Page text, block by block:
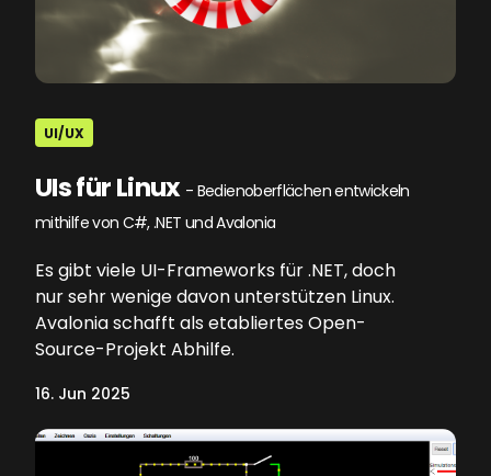
UI/UX
UIs für Linux - Bedienoberflächen entwickeln
mithilfe von C#, .NET und Avalonia
Es gibt viele UI-Frameworks für .NET, doch
nur sehr wenige davon unterstützen Linux.
Avalonia schafft als etabliertes Open-
Source-Projekt Abhilfe.
16. Jun 2025